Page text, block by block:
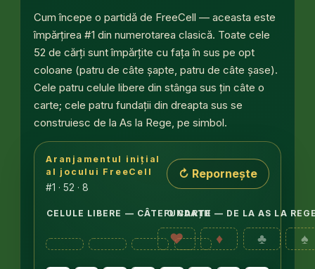
Cum începe o partidă de FreeCell — aceasta este
împărțirea #1 din numerotarea clasică. Toate cele
52 de cărți sunt împărțite cu fața în sus pe opt
coloane (patru de câte șapte, patru de câte șase).
Cele patru celule libere din stânga sus țin câte o
carte; cele patru fundații din dreapta sus se
construiesc de la As la Rege, pe simbol.
Opt coloane de tablou cu cărți cu fața în sus:
Aranjamentul inițial
al jocului FreeCell
#1 · 52 · 8
↻ Repornește
CELULE LIBERE — CÂTE O CARTEFUNDAȚII — DE LA AS LA
♥ ♦ ♣ ♠